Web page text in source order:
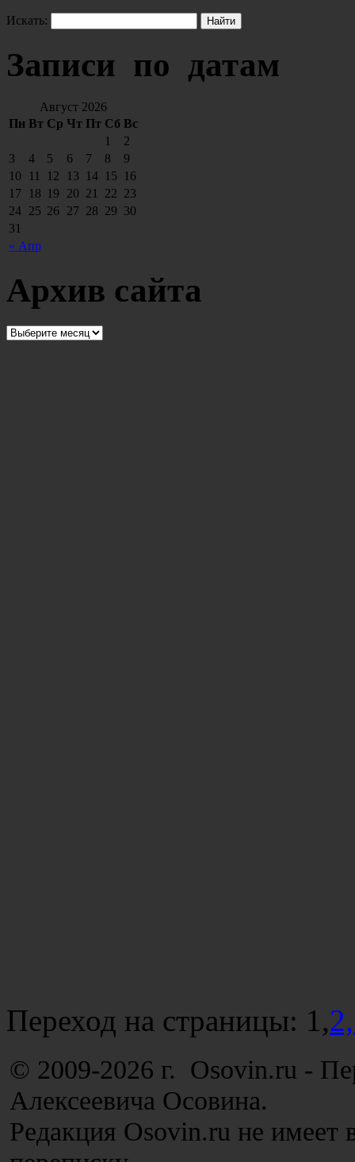
Искать:
Записи по датам
Август 2026
Пн Вт Ср Чт Пт Сб Вс
« Апр
1
2
3
4 5 6 7 8
9
10
11 12 13 14 15
16
17
18 19 20 21 22 23
24 25 26 27 28 29 30
31
Архив сайта
Переход на страницы: 1,2,
© 2009-2026 г. Osovin.ru -
Алексеевича Осовина.
Редакция Osovin.ru не имеет